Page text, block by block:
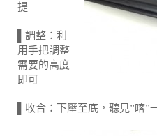
提
▌調整：利
用手把調整
需要的高度
即可
▌收合：下壓至底，聽見”喀”